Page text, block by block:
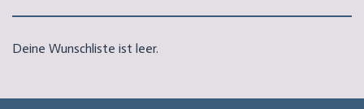
Deine Wunschliste ist leer.